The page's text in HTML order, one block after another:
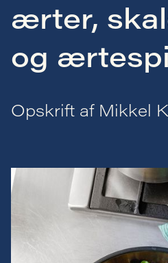
ærter,
og
Opskrift af Mikkel